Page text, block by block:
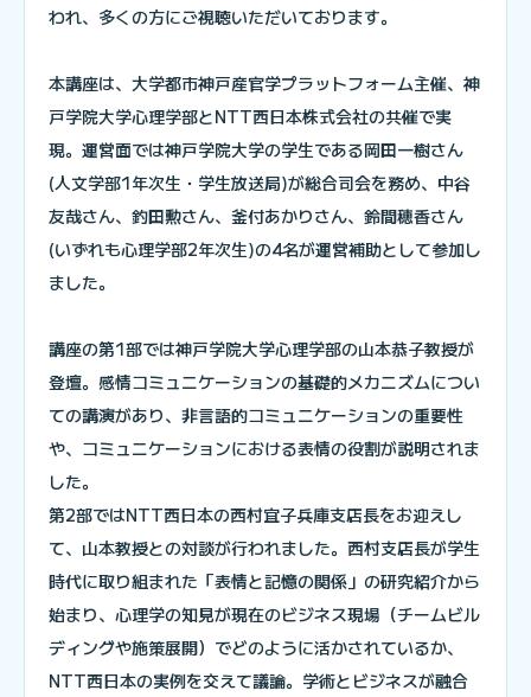
われ、多くの方にご視聴いただいております。
本講座は、大学都市神戸産官学プラットフォーム主催、神
戸学院大学心理学部とNTT西日本株式会社の共催で実
現。運営面では神戸学院大学の学生である岡田一樹さん
(人文学部1年次生・学生放送局)が総合司会を務め、中谷
友哉さん、釣田勲さん、釜付あかりさん、鈴間穂香さん
(いずれも心理学部2年次生)の4名が運営補助として参加し
ました。
講座の第1部では神戸学院大学心理学部の山本恭子教授が
登壇。感情コミュニケーションの基礎的メカニズムについ
ての講演があり、非言語的コミュニケーションの重要性
や、コミュニケーションにおける表情の役割が説明されま
した。
第2部ではNTT西日本の西村宜子兵庫支店長をお迎えし
て、山本教授との対談が行われました。西村支店長が学生
時代に取り組まれた「表情と記憶の関係」の研究紹介から
始まり、心理学の知見が現在のビジネス現場（チームビル
ディングや施策展開）でどのように活かされているか、
NTT西日本の実例を交えて議論。学術とビジネスが融合